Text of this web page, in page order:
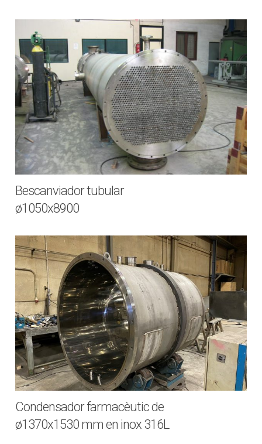
Bescanviador tubular
ø1050x8900
Condensador farmacèutic de
ø1370x1530 mm en inox 316L